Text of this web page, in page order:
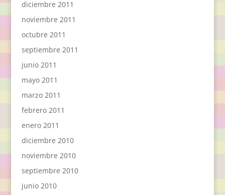
diciembre 2011
noviembre 2011
octubre 2011
septiembre 2011
junio 2011
mayo 2011
marzo 2011
febrero 2011
enero 2011
diciembre 2010
noviembre 2010
septiembre 2010
junio 2010